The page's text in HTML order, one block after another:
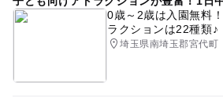
0歳～2歳は入園無料
ラクションは22種類♪
埼玉県南埼玉郡宮代町